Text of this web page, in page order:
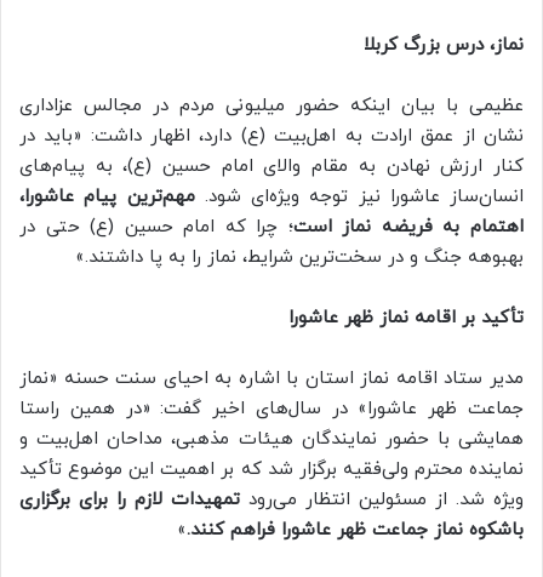
نماز، درس بزرگ کربلا
عظیمی با بیان اینکه حضور میلیونی مردم در مجالس عزاداری
نشان از عمق ارادت به اهل‌بیت (ع) دارد، اظهار داشت: «باید در
کنار ارزش نهادن به مقام والای امام حسین (ع)، به پیام‌های
انسان‌ساز عاشورا نیز توجه ویژه‌ای شود.مهم‌ترین پیام عاشورا،
اهتمام به فریضه نماز است؛ چرا که امام حسین (ع) حتی در
بهبوهه جنگ و در سخت‌ترین شرایط، نماز را به پا داشتند.»
تأکید بر اقامه نماز ظهر عاشورا
مدیر ستاد اقامه نماز استان با اشاره به احیای سنت حسنه «نماز
جماعت ظهر عاشورا» در سال‌های اخیر گفت: «در همین راستا
همایشی با حضور نمایندگان هیئات مذهبی، مداحان اهل‌بیت و
نماینده محترم ولی‌فقیه برگزار شد که بر اهمیت این موضوع تأکید
ویژه شد. از مسئولین انتظار می‌رود تمهیدات لازم را برای برگزاری
باشکوه نماز جماعت ظهر عاشورا فراهم کنند.»